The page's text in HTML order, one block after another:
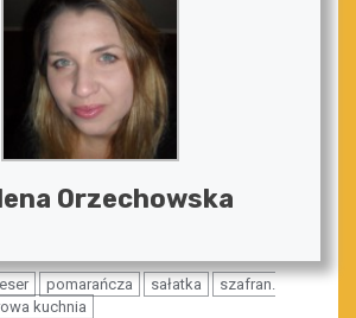
Orzechowska
pomarańcza sałatka
szafran.
kuchnia